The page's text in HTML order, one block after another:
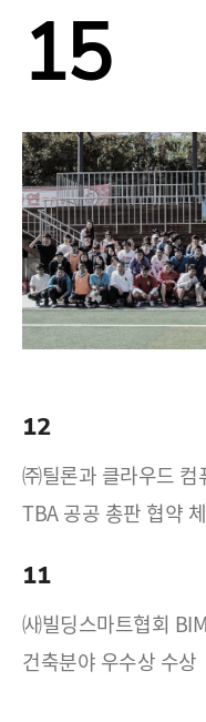
15
12
㈜틸론과 클라우드
TBA 공공 총판 협약
11
㈔빌딩스마트협회
건축분야 우수상 수상